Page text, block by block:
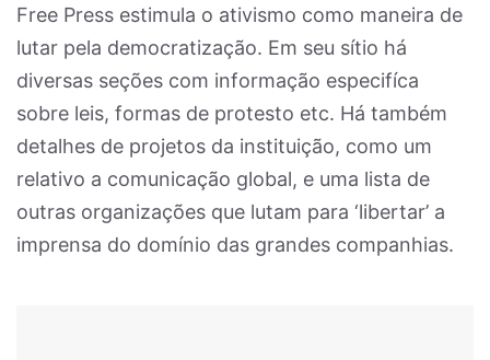
Free Press estimula o ativismo como maneira de
lutar pela democratização. Em seu sítio há
diversas seções com informação especifíca
sobre leis, formas de protesto etc. Há também
detalhes de projetos da instituição, como um
relativo a comunicação global, e uma lista de
outras organizações que lutam para ‘libertar’ a
imprensa do domínio das grandes companhias.